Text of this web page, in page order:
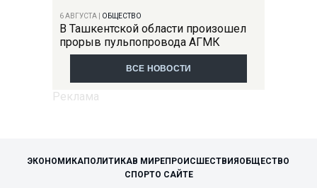
6 АВГУСТА ОБЩЕСТВО
В Ташкентской области произошел
прорыв пульпопровода АГМК
ВСЕ НОВОСТИ
ЭКОНОМИКАПОЛИТИКАВ МИРЕПРОИСШЕСТВИЯОБЩЕСТВО
СПОРТО САЙТЕ